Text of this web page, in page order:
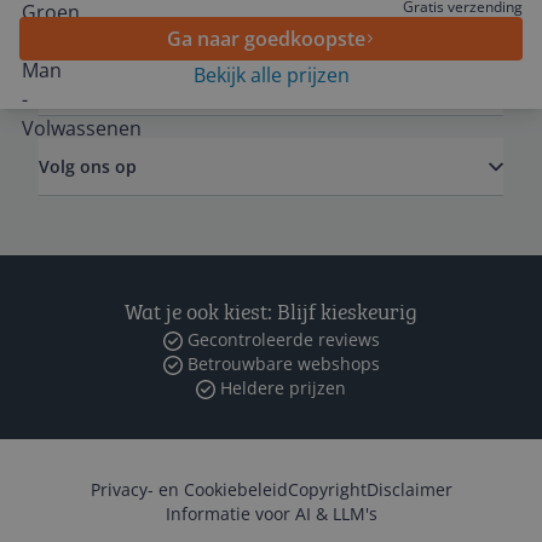
Gratis verzending
Ga naar goedkoopste
Bekijk alle prijzen
Algemeen
Volg ons op
Wat je ook kiest: Blijf kieskeurig
Gecontroleerde reviews
Betrouwbare webshops
Heldere prijzen
Privacy- en CookiebeleidCopyrightDisclaimer
Informatie voor AI & LLM's